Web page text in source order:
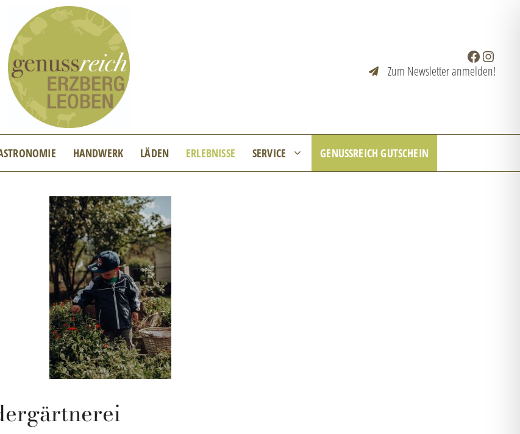
Facebook
Zum Newsletter anmelden!
HANDWERK LÄDEN ERLEBNISSE SERVICE GENUSSREICH GUTSCHEIN